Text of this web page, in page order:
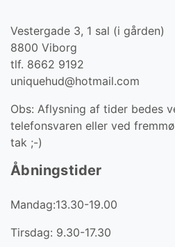
Vestergade 3, 1 sal (i gården)
8800 Viborg
tlf. 8662 9192
uniquehud@hotmail.com
Obs: Aflysning af tider bedes
telefonsvaren eller ved
tak ;-)
Åbningstider
Mandag:13.30-19.00
Tirsdag: 9.30-17.30